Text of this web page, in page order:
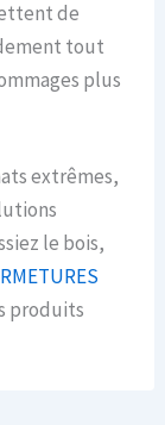
de
tout
plus
extrêmes,
le bois,
produits